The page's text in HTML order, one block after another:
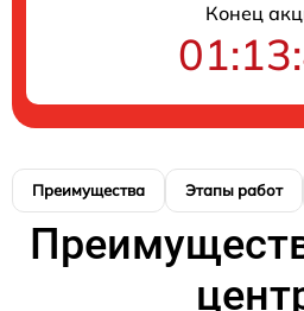
Конец
Преимущества Этапы работ